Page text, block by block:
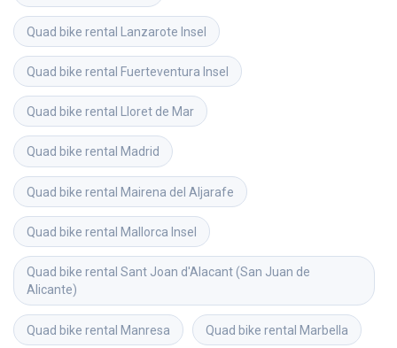
Quad bike rental Lanzarote Insel
Quad bike rental Fuerteventura Insel
Quad bike rental Lloret de Mar
Quad bike rental Madrid
Quad bike rental Mairena del Aljarafe
Quad bike rental Mallorca Insel
Quad bike rental Sant Joan d'Alacant (San Juan de
Alicante)
Quad bike rental Manresa Quad bike rental Marbella